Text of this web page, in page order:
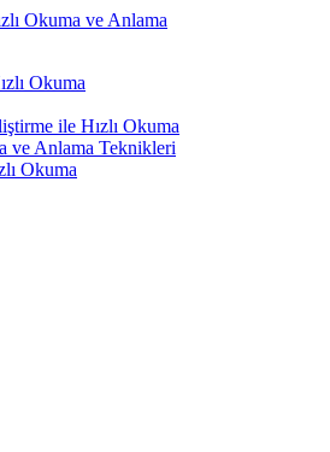
Okuma
ile Hızlı Okuma
ve Anlama Teknikleri
Okuma